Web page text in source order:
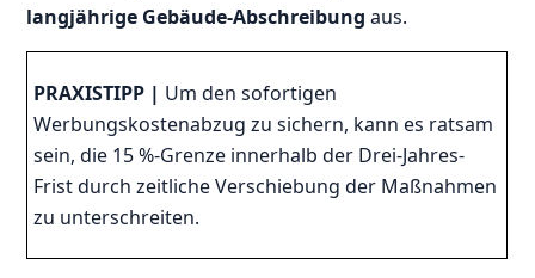
langjährige Gebäude-Abschreibung aus.
PRAXISTIPP | Um den sofortigen
Werbungskostenabzug zu sichern, kann es ratsam
sein, die 15 %-Grenze innerhalb der Drei-Jahres-
Frist durch zeitliche Verschiebung der Maßnahmen
zu unterschreiten.